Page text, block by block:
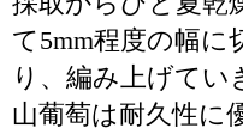
て5mm程度の幅
り、編み上げてい
山葡萄は耐久性に